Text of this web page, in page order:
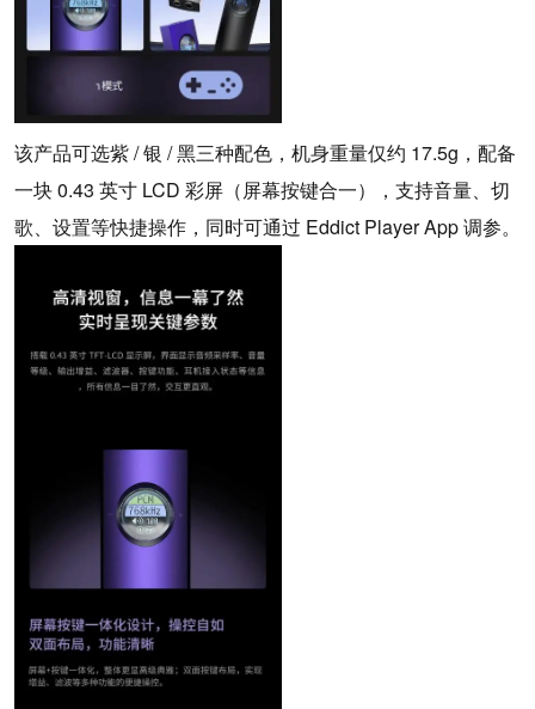
该产品可选紫 / 银 / 黑三种配色，机身重量仅约 17.5g，配备
一块 0.43 英寸 LCD 彩屏（屏幕按键合一），支持音量、切
歌、设置等快捷操作，同时可通过 Eddict Player App 调参。